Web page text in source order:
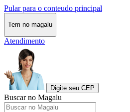
Pular para o conteudo principal
Tem no magalu
Atendimento
Digite seu CEP
Buscar no Magalu